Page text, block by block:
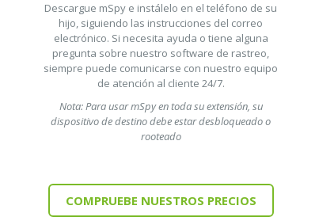
Descargue mSpy e instálelo en el teléfono de su
hijo, siguiendo las instrucciones del correo
electrónico. Si necesita ayuda o tiene alguna
pregunta sobre nuestro software de rastreo,
siempre puede comunicarse con nuestro equipo
de atención al cliente 24/7.
Nota: Para usar mSpy en toda su extensión, su
dispositivo de destino debe estar desbloqueado o
rooteado
COMPRUEBE NUESTROS PRECIOS